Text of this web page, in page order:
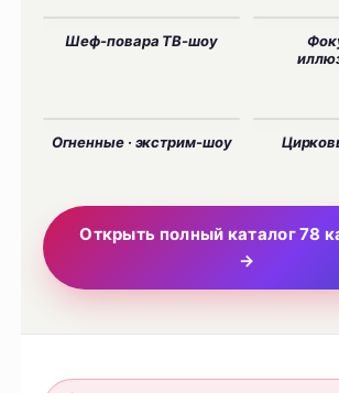
Шеф-повара ТВ-шоу
Огненные · экстрим-шоу
Открыть полный каталог 78
→